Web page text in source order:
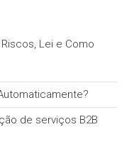
Lei e Como
de serviços B2B